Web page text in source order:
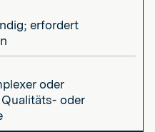
erfordert
oder
oder